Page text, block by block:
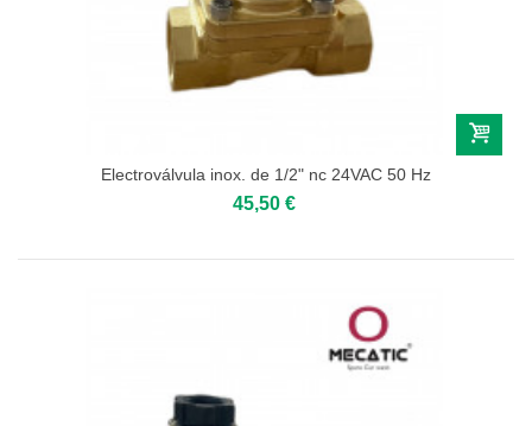
Electroválvula inox. de 1/2" nc 24VAC 50 Hz
45,50 €